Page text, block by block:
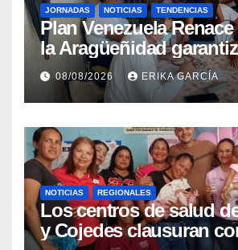
JORNADAS NOTICIAS TENDENCIAS
Plan Venezuela
la Aragüeñidad
atención médica
Aragua
08/08/2026 ERIKA GARCÍA
NOTICIAS REGIONALES
Los centros de salud
y Cojedes clausuran